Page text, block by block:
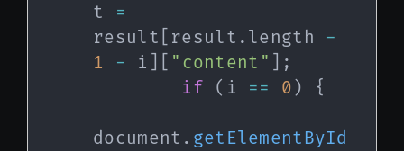
t =
result
result . length -
1
- i "content"
;
if
( i == 0 ) {
document . getElementById